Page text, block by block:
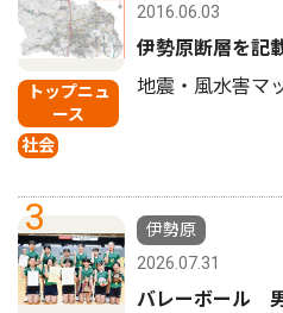
トップニュ
ース
社会
2016.06.03
伊勢原断層を記
地震・風水害マ
3
伊勢原
2026.07.31
バレーボール